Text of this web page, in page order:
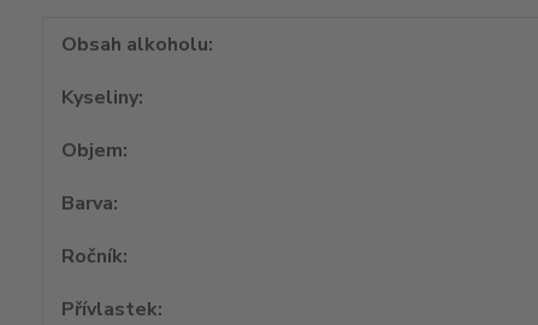
Obsah alkoholu
Kyseliny
Objem
Barva
Ročník
Přívlastek